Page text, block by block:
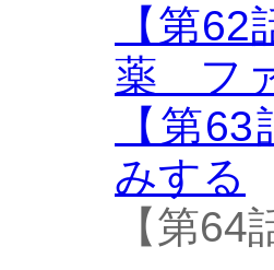
【第
薬 フ
【第
みする
【第